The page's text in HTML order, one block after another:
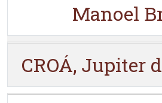
Manoel
CROÁ, Jupiter